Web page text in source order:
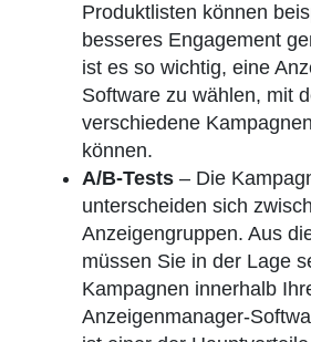
Produktlisten können
besseres Engagement
ist es so wichtig, eine
Software zu wählen, mit
verschiedene
können.
A/B-Tests – Die
unterscheiden sich
Anzeigengruppen. Aus
müssen Sie in der Lage
Kampagnen innerhalb
Anzeigenmanager-